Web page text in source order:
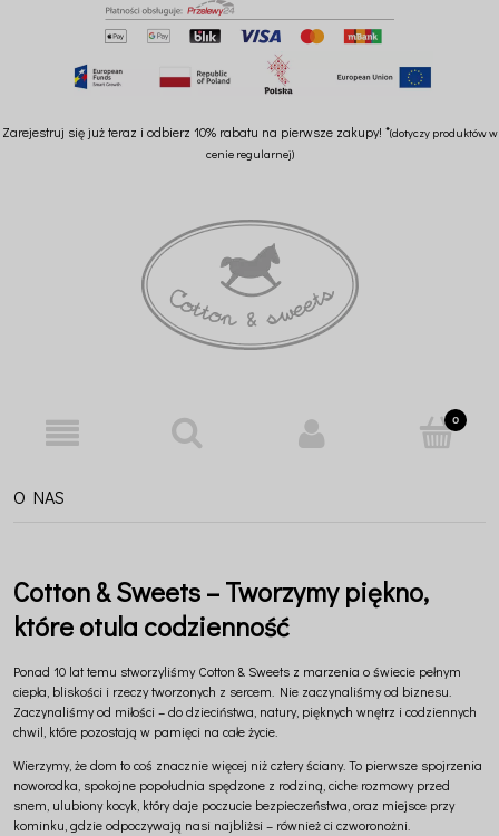
Zarejestruj się już teraz i odbierz 10% rabatu na pierwsze zakupy! *(dotyczy produktów w
cenie regularnej)
O NAS
Cotton & Sweets – Tworzymy piękno,
które otula codzienność
Ponad 10 lat temu stworzyliśmy Cotton & Sweets z marzenia o świecie pełnym
ciepła, bliskości i rzeczy tworzonych z sercem. Nie zaczynaliśmy od biznesu.
Zaczynaliśmy od miłości – do dzieciństwa, natury, pięknych wnętrz i codziennych
chwil, które pozostają w pamięci na całe życie.
Wierzymy, że dom to coś znacznie więcej niż cztery ściany. To pierwsze spojrzenia
noworodka, spokojne popołudnia spędzone z rodziną, ciche rozmowy przed
snem, ulubiony kocyk, który daje poczucie bezpieczeństwa, oraz miejsce przy
kominku, gdzie odpoczywają nasi najbliżsi – również ci czworonożni.